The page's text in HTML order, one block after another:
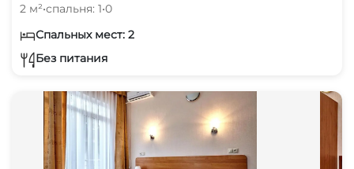
2 м²•спальня: 1•0
Спальных мест: 2
Без питания